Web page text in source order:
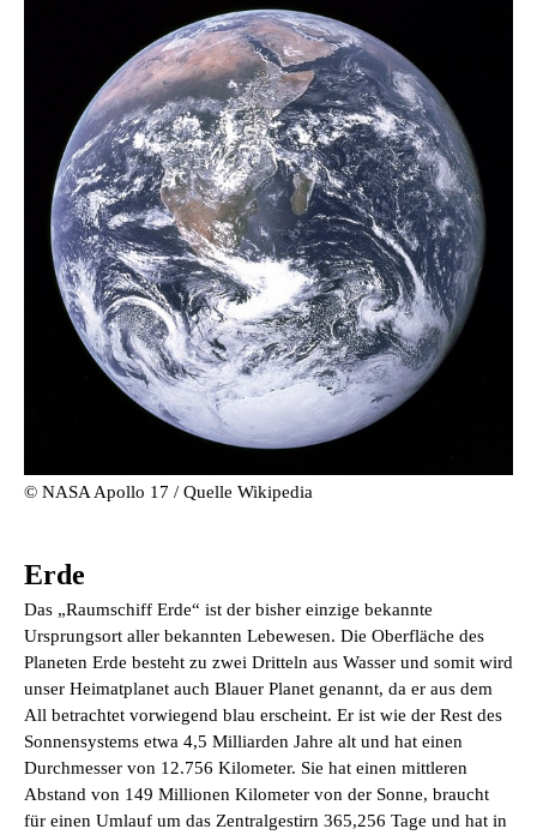
© NASA Apollo 17 / Quelle Wikipedia
Erde
Das „Raumschiff Erde“ ist der bisher einzige bekannte
Ursprungsort aller bekannten Lebewesen. Die Oberfläche des
Planeten Erde besteht zu zwei Dritteln aus Wasser und somit wird
unser Heimatplanet auch Blauer Planet genannt, da er aus dem
All betrachtet vorwiegend blau erscheint. Er ist wie der Rest des
Sonnensystems etwa 4,5 Milliarden Jahre alt und hat einen
Durchmesser von 12.756 Kilometer. Sie hat einen mittleren
Abstand von 149 Millionen Kilometer von der Sonne, braucht
für einen Umlauf um das Zentralgestirn 365,256 Tage und hat in